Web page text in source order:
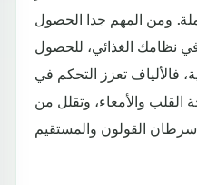
ومن المهم جدا الحصول
نظامك الغذائي، للحصول
فالألياف تعزز التحكم في
القلب والأمعاء، وتقلل من